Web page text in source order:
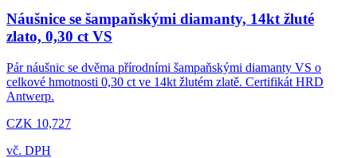
Náušnice se šampaňskými diamanty, 14kt žluté
zlato, 0,30 ct VS
Pár náušnic se dvěma přírodními šampaňskými diamanty VS o
celkové hmotnosti 0,30 ct ve 14kt žlutém zlatě. Certifikát HRD
Antwerp.
CZK 10,727
vč. DPH